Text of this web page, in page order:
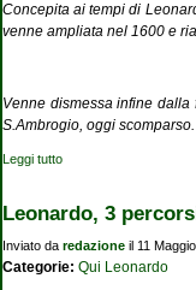
Concepita ai tempi di
venne ampliata nel 1600 e
Venne dismessa infine
S.Ambrogio, oggi scomparso.
Leggi tutto
Leonardo, 3
Inviato da redazione il 11
Categorie: Qui Leonardo